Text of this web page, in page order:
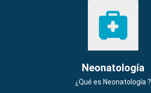
Neonatología
¿Qué es Neonatología ?